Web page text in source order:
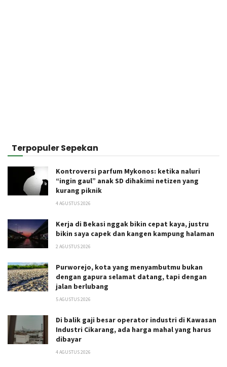
Terpopuler Sepekan
Kontroversi parfum Mykonos: ketika naluri
“ingin gaul” anak SD dihakimi netizen yang
kurang piknik
4 AGUSTUS 2026
Kerja di Bekasi nggak bikin cepat kaya, justru
bikin saya capek dan kangen kampung halaman
2 AGUSTUS 2026
Purworejo, kota yang menyambutmu bukan
dengan gapura selamat datang, tapi dengan
jalan berlubang
5 AGUSTUS 2026
Di balik gaji besar operator industri di Kawasan
Industri Cikarang, ada harga mahal yang harus
dibayar
4 AGUSTUS 2026